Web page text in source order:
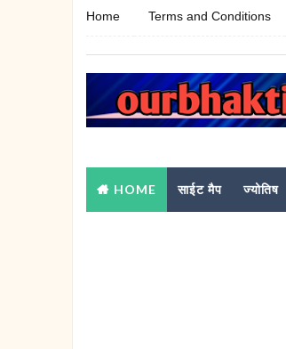
Home Terms and Conditions
HOME साईट मैप ज्योतिष